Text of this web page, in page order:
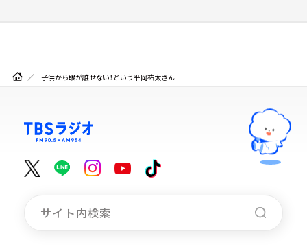
子供から眼が離せない！という平岡祐太さん